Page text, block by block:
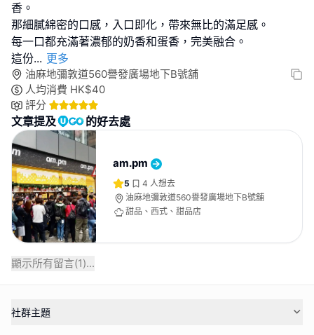
香。
那細膩綿密的口感，入口即化，帶來無比的滿足感。
每一口都充滿著濃郁的奶香和蛋香，完美融合。
這份... 更多
油麻地彌敦道560譽發廣場地下B號舖
人均消費 HK$40
評分
文章提及 的好去處
am.pm
5 4 人想去
油麻地彌敦道560譽發廣場地下B號舖
甜品、西式、甜品店
顯示所有留言(1)...
社群主題